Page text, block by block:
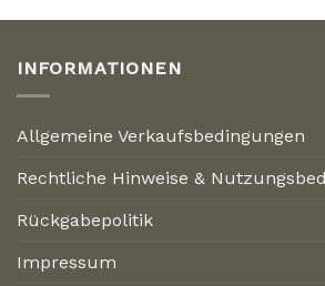
INFORMATIONEN
Allgemeine Verkaufsbedingungen
Rechtliche Hinweise &
Rückgabepolitik
Impressum